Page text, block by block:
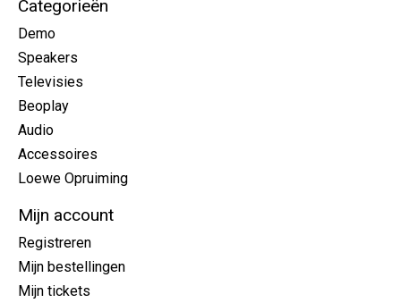
Categorieën
Demo
Speakers
Televisies
Beoplay
Audio
Accessoires
Loewe Opruiming
Mijn account
Registreren
Mijn bestellingen
Mijn tickets